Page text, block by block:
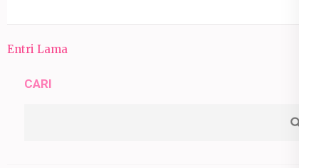
Entri Lama
CARI